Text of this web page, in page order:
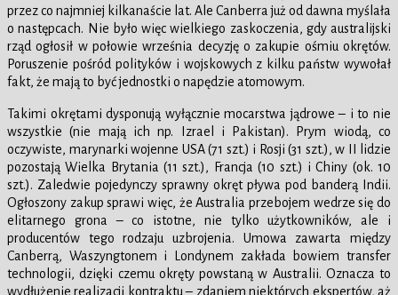
przez co najmniej kilkanaście lat. Ale Canberra już od dawna myślała
o następcach. Nie było więc wielkiego zaskoczenia, gdy australijski
rząd ogłosił w połowie września decyzję o zakupie ośmiu okrętów.
Poruszenie pośród polityków i wojskowych z kilku państw wywołał
fakt, że mają to być jednostki o napędzie atomowym.
Takimi okrętami dysponują wyłącznie mocarstwa jądrowe – i to nie
wszystkie (nie mają ich np. Izrael i Pakistan). Prym wiodą, co
oczywiste, marynarki wojenne USA (71 szt.) i Rosji (31 szt.), w II lidzie
pozostają Wielka Brytania (11 szt.), Francja (10 szt.) i Chiny (ok. 10
szt.). Zaledwie pojedynczy sprawny okręt pływa pod banderą Indii.
Ogłoszony zakup sprawi więc, że Australia przebojem wedrze się do
elitarnego grona – co istotne, nie tylko użytkowników, ale i
producentów tego rodzaju uzbrojenia. Umowa zawarta między
Canberrą, Waszyngtonem i Londynem zakłada bowiem transfer
technologii, dzięki czemu okręty powstaną w Australii. Oznacza to
wydłużenie realizacji kontraktu – zdaniem niektórych ekspertów, aż